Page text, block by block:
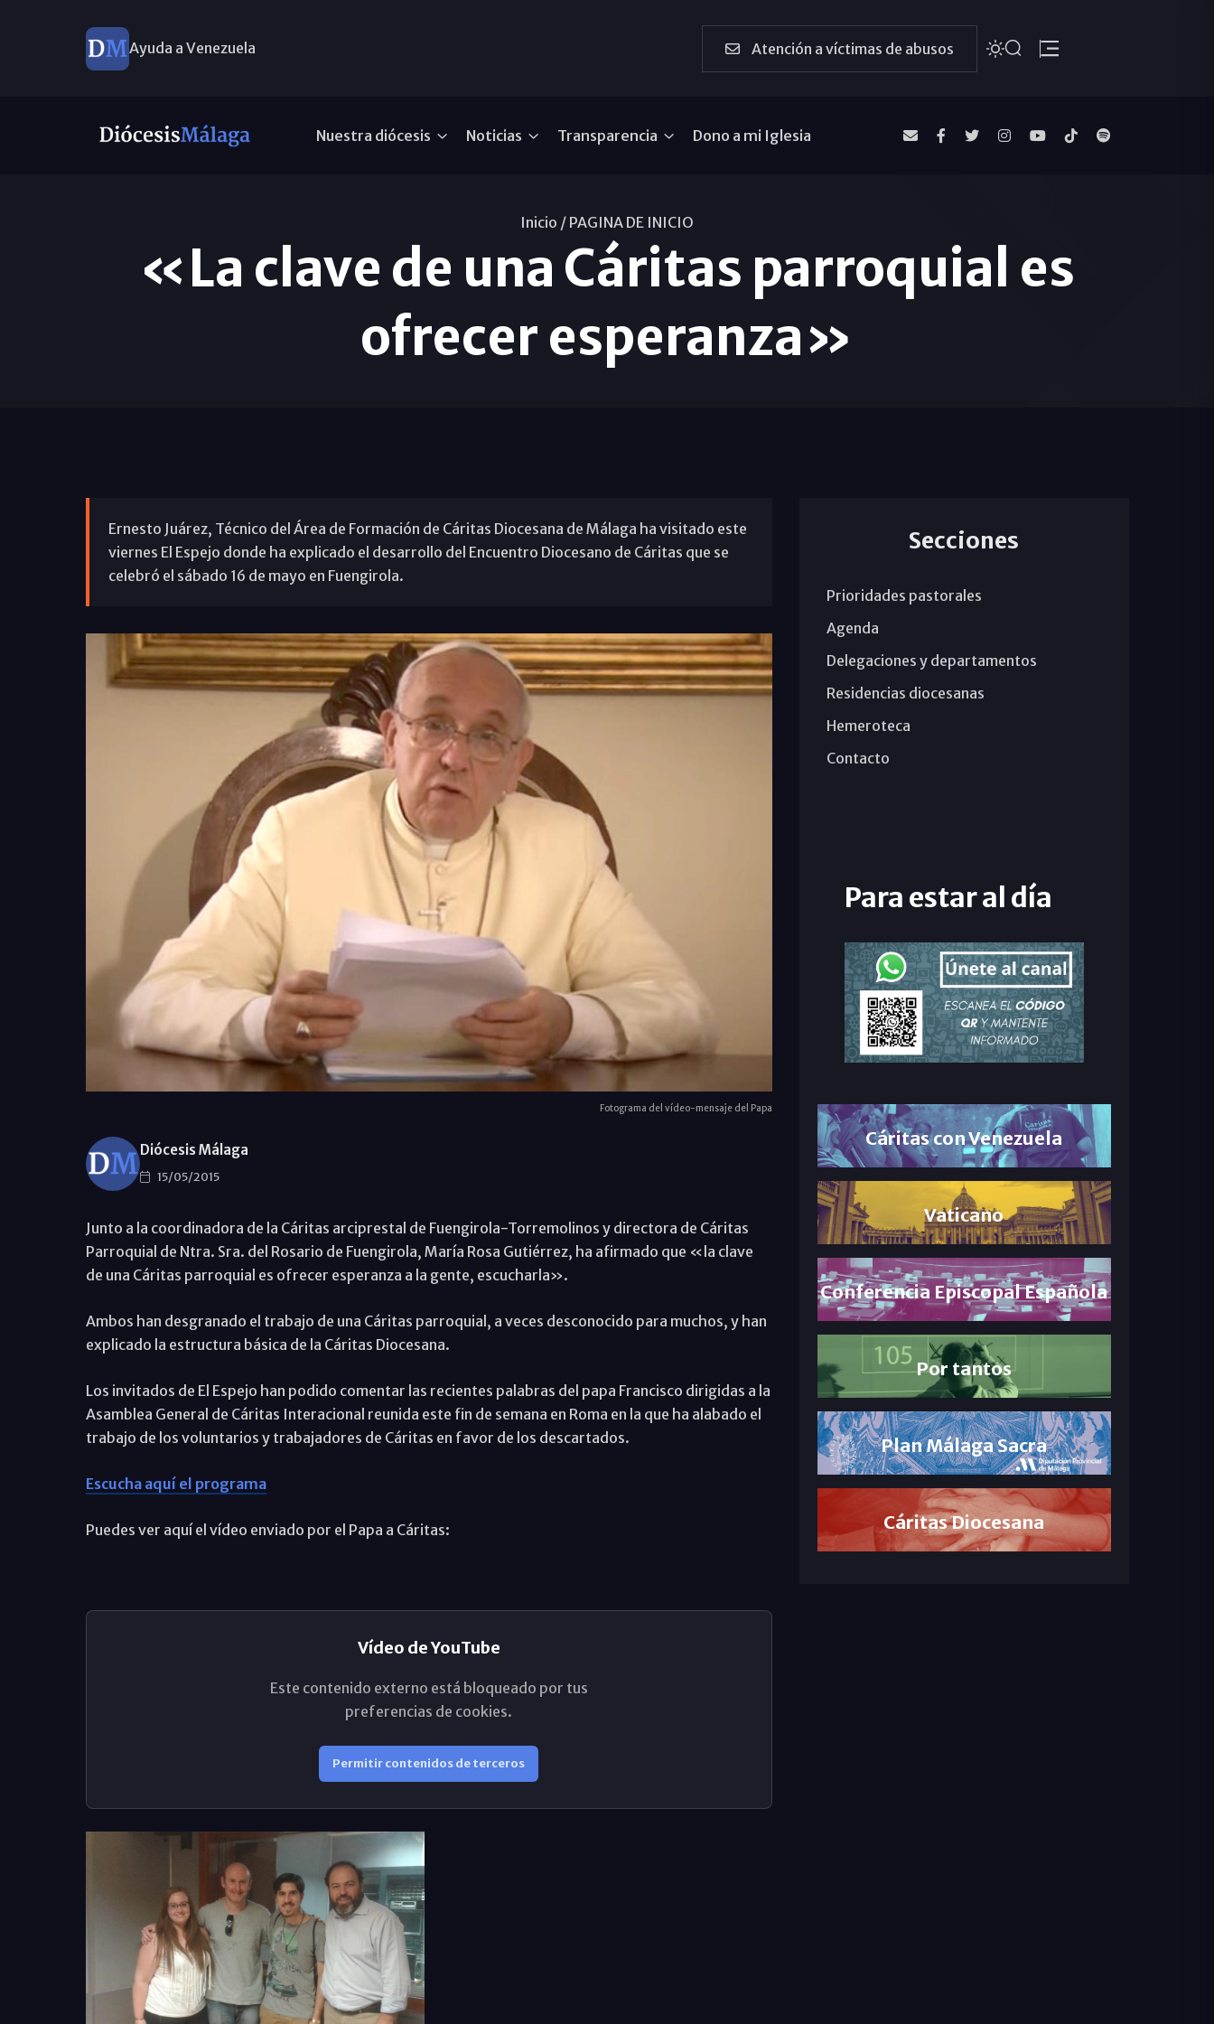
Ayuda a Venezuela Atención a víctimas de abusos
Nuestra diócesis Noticias Transparencia Dono a mi Iglesia
Inicio / PAGINA DE INICIO
«La clave de una Cáritas parroquial es
ofrecer esperanza»
Ernesto Juárez, Técnico del Área de Formación de Cáritas Diocesana de Málaga ha visitado este
viernes El Espejo donde ha explicado el desarrollo del Encuentro Diocesano de Cáritas que se
celebró el sábado 16 de mayo en Fuengirola.
Fotograma del vídeo-mensaje del Papa
Diócesis Málaga
15/05/2015
Junto a la coordinadora de la Cáritas arciprestal de Fuengirola-Torremolinos y directora de Cáritas
Parroquial de Ntra. Sra. del Rosario de Fuengirola, María Rosa Gutiérrez, ha afirmado que «la clave
de una Cáritas parroquial es ofrecer esperanza a la gente, escucharla».
Ambos han desgranado el trabajo de una Cáritas parroquial, a veces desconocido para muchos, y han
explicado la estructura básica de la Cáritas Diocesana.
Los invitados de El Espejo han podido comentar las recientes palabras del papa Francisco dirigidas a la
Asamblea General de Cáritas Interacional reunida este fin de semana en Roma en la que ha alabado el
trabajo de los voluntarios y trabajadores de Cáritas en favor de los descartados.
Escucha aquí el programa
Puedes ver aquí el vídeo enviado por el Papa a Cáritas:
Vídeo de YouTube
Este contenido externo está bloqueado por tus
preferencias de cookies.
Permitir contenidos de terceros
Secciones
Prioridades pastorales
Agenda
Delegaciones y departamentos
Residencias diocesanas
Hemeroteca
Contacto
Para estar al día
Cáritas con Venezuela
Vaticano
Conferencia Episcopal Española
Por tantos
Plan Málaga Sacra
Cáritas Diocesana